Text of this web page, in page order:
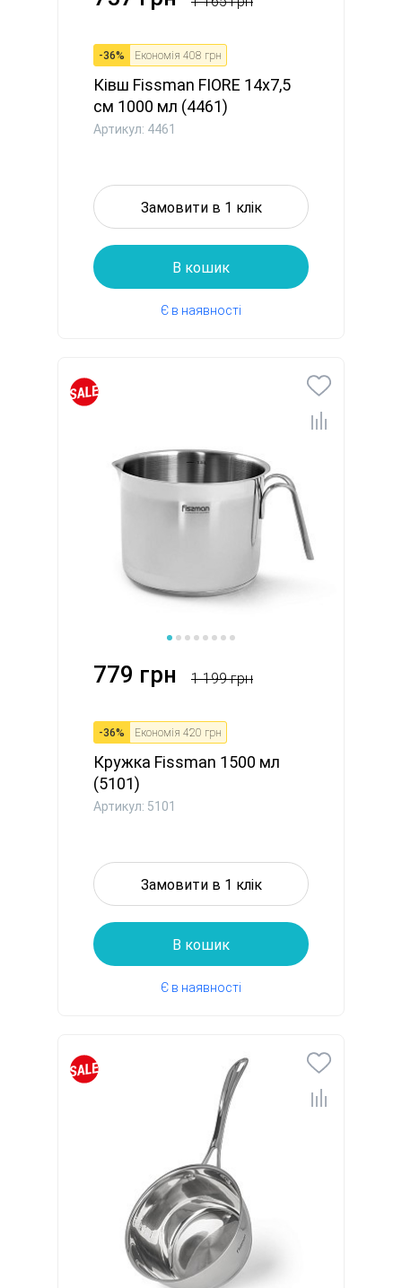
-36% Економія 408 грн
Ківш Fissman FIORE 14x7,5
см 1000 мл (4461)
Артикул: 4461
Замовити в 1 клік
В кошик
Є в наявності
779 грн 1 199 грн
-36% Економія 420 грн
Кружка Fissman 1500 мл
(5101)
Артикул: 5101
Замовити в 1 клік
В кошик
Є в наявності